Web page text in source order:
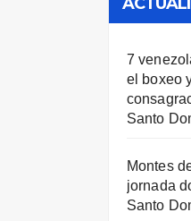
7
el boxeo
Santo
Montes
jornada
Santo